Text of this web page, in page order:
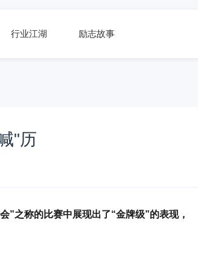
行业江湖 励志故事
"历
之称的比赛中展现出了“金牌级”的表现，